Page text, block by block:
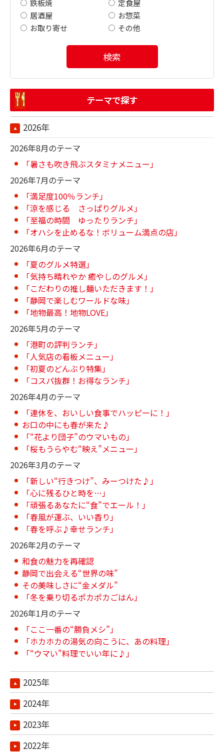
鉄板焼
定食屋
居酒屋
お惣菜
お取り寄せ
その他
検索
テーマで探す
2026年
2026年8月のテーマ
「暑さも吹き飛ぶスタミナメニュー」
2026年7月のテーマ
「満足度100％ランチ」
「涼を感じる さっぱりグルメ」
「至福の時間 ゆったりランチ」
「オハシを止めるな！ボリューム満点の店」
2026年6月のテーマ
「夏のグルメ特選」
「気持ち晴れやか 癒やしのグルメ」
「こだわりの推し麺いただきます！」
「静岡で楽しむワールドな味」
「地物最高！地物LOVE」
2026年5月のテーマ
「港町の評判ランチ」
「人気店の看板メニュー」
「初夏のどんぶり特集」
「コスパ抜群！お得なランチ」
2026年4月のテーマ
「連休を、おいしい食事でハッピーに！」
お口の中にも春が来た♪
「“花より団子”のウマいもの」
「桜もうらやむ“映え”メニュー」
2026年3月のテーマ
「新しい“行きつけ”、みーつけた♪」
「心に残るひと時を…」
「頑張るあなたに“食”でエール！」
「春風が運ぶ、いい香り」
「春を呼ぶ♪幸せランチ」
2026年2月のテーマ
和食の魅力を再確認
静岡で出会える“世界の味”
その美味しさに“金メダル”
「冬を乗り切るポカポカごはん」
2026年1月のテーマ
「ここ一番の“勝負メシ”」
「ホカホカの湯気の向こうに、あの料理」
「“ウマい"料理でいい年に♪」
2025年
2024年
2023年
2022年